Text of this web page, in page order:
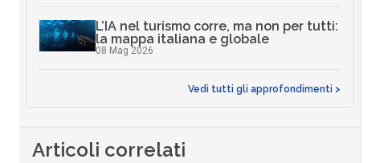
L’IA nel turismo corre, ma non per tutti:
la mappa italiana e globale
08 Mag 2026
Vedi tutti gli approfondimenti >
Articoli correlati